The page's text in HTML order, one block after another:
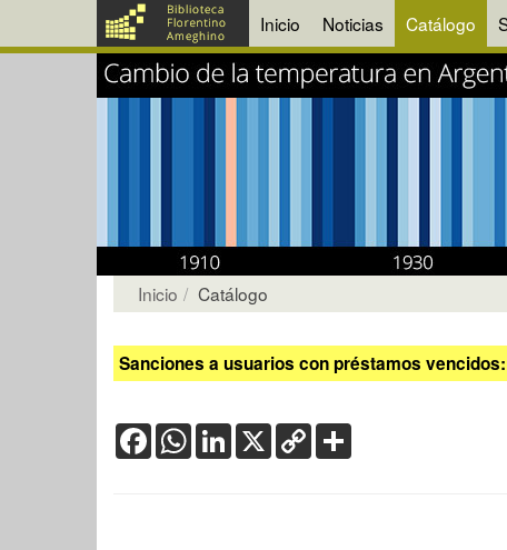
Inicio Noticias Catálogo
Inicio Catálogo
Sanciones a usuarios con préstamos
FacebookWhatsApp
LinkedIn
X Copy
Link